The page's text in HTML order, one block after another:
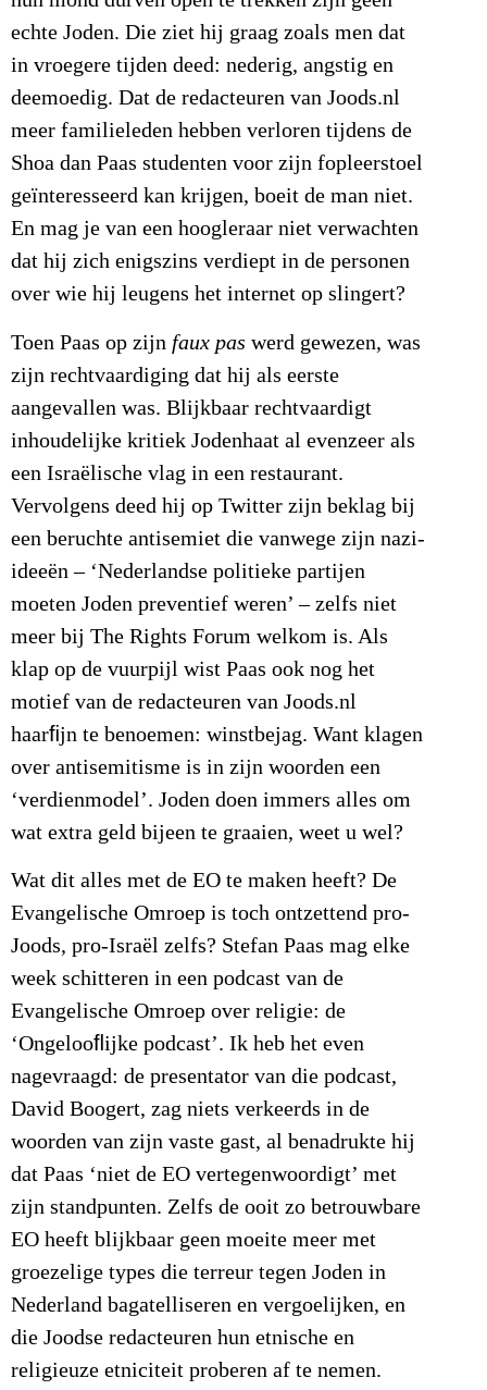
echte Joden. Die ziet hij graag zoals men dat
in vroegere tijden deed: nederig, angstig en
deemoedig. Dat de redacteuren van Joods.nl
meer familieleden hebben verloren tijdens de
Shoa dan Paas studenten voor zijn fopleerstoel
geïnteresseerd kan krijgen, boeit de man niet.
En mag je van een hoogleraar niet verwachten
dat hij zich enigszins verdiept in de personen
over wie hij leugens het internet op slingert?
Toen Paas op zijn faux pas werd gewezen, was
zijn rechtvaardiging dat hij als eerste
aangevallen was. Blijkbaar rechtvaardigt
inhoudelijke kritiek Jodenhaat al evenzeer als
een Israëlische vlag in een restaurant.
Vervolgens deed hij op Twitter zijn beklag bij
een beruchte antisemiet die vanwege zijn nazi-
ideeën – ‘Nederlandse politieke partijen
moeten Joden preventief weren’ – zelfs niet
meer bij The Rights Forum welkom is. Als
klap op de vuurpijl wist Paas ook nog het
motief van de redacteuren van Joods.nl
haarﬁjn te benoemen: winstbejag. Want klagen
over antisemitisme is in zijn woorden een
‘verdienmodel’. Joden doen immers alles om
wat extra geld bijeen te graaien, weet u wel?
Wat dit alles met de EO te maken heeft? De
Evangelische Omroep is toch ontzettend pro-
Joods, pro-Israël zelfs? Stefan Paas mag elke
week schitteren in een podcast van de
Evangelische Omroep over religie: de
‘Ongelooﬂijke podcast’. Ik heb het even
nagevraagd: de presentator van die podcast,
David Boogert, zag niets verkeerds in de
woorden van zijn vaste gast, al benadrukte hij
dat Paas ‘niet de EO vertegenwoordigt’ met
zijn standpunten. Zelfs de ooit zo betrouwbare
EO heeft blijkbaar geen moeite meer met
groezelige types die terreur tegen Joden in
Nederland bagatelliseren en vergoelijken, en
die Joodse redacteuren hun etnische en
religieuze etniciteit proberen af te nemen.